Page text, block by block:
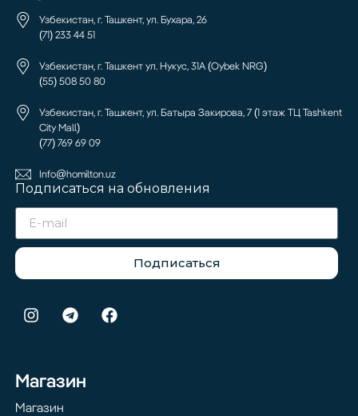
Узбекистан, г. Ташкент, ул. Бухара, 26
(71) 233 44 51
Узбекистан, г. Ташкент ул. Нукус, 31А (Oybek NRG)
(55) 508 50 80
Узбекистан, г. Ташкент, ул. Батыра Закирова, 7 (1 этаж ТЦ Tashkent
City Mall)
(77) 769 69 09
Info@homilton.uz
Подписаться на обновления
Подписаться
Магазин
Магазин